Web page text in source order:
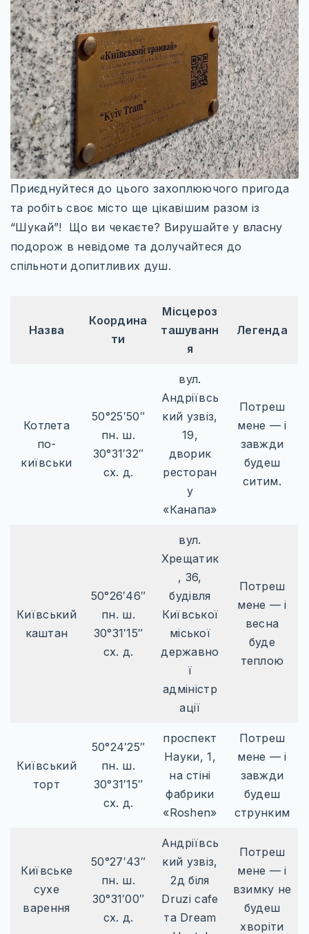
ЄВРОПЕЙСЬКІ ТЕРМАЛЬНІ СНИ
ВІДКРИЙ ПОЛЬЩУ ПО-НОВОМУ
КНИГА ЯК КАРТА
МІСТА, ЩО ЗАСНУЛИ, АЛЕ НЕ ЗНИКЛИ
НЕЗВІДАНА УКРАЇНА
РІЗДВЯНІ ЧАРИ ЄВРОПИ
ХРАМИ ДХАРМИ
ПРОЖИВАННЯ
КАРТИ
Приєднуйтеся до цього захоплюючого пригода
та робіть своє місто ще цікавішим разом із
“Шукай”! Що ви чекаєте? Вирушайте у власну
подорож в невідоме та долучайтеся до
спільноти допитливих душ.
Назва
Координа
ти
Місцероз
ташуванн
я
Легенда
Котлета
по-
київськи
50°25′50″
пн. ш.
30°31′32″
сх. д.
вул.
Андріївсь
кий узвіз,
19,
дворик
ресторан
у
«Канапа»
Потреш
мене — і
завжди
будеш
ситим.
Київський
каштан
50°26′46″
пн. ш.
30°31′15″
сх. д.
вул.
Хрещатик
, 36,
будівля
Київської
міської
державно
ї
адміністр
ації
Потреш
мене — і
весна
буде
теплою
Київський
торт
50°24′25″
пн. ш.
30°31′15″
сх. д.
проспект
Науки, 1,
на стіні
фабрики
«Roshen»
Потреш
мене — і
завжди
будеш
струнким
Київське
сухе
варення
50°27′43″
пн. ш.
30°31′00″
сх. д.
Андріївсь
кий узвіз,
2д біля
Druzi cafe
та Dream
Потреш
мене — і
взимку не
будеш
хворіти